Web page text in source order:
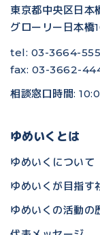
東京都中央区日
グローリー日本橋
tel: 03-3664-
fax: 03-3662-
相談窓口時間:
ゆめいくとは
ゆめいくについて
ゆめいくが目指す
ゆめいくの活動の